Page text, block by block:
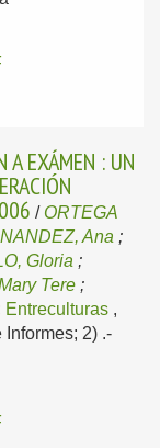
A EXÁMEN : UN
/ ORTEGA
Ana ;
Gloria ;
Tere ;
Entreculturas ,
2) .-